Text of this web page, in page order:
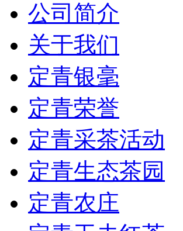
公司简介
关于我们
定青银毫
定青荣誉
定青采茶活动
定青生态茶园
定青农庄